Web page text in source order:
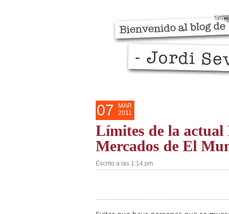
Casino Non Aams Con Prelievo
07
MAR
2011
Límites de la actual
Mercados de El
Escrito a las 1:14 pm